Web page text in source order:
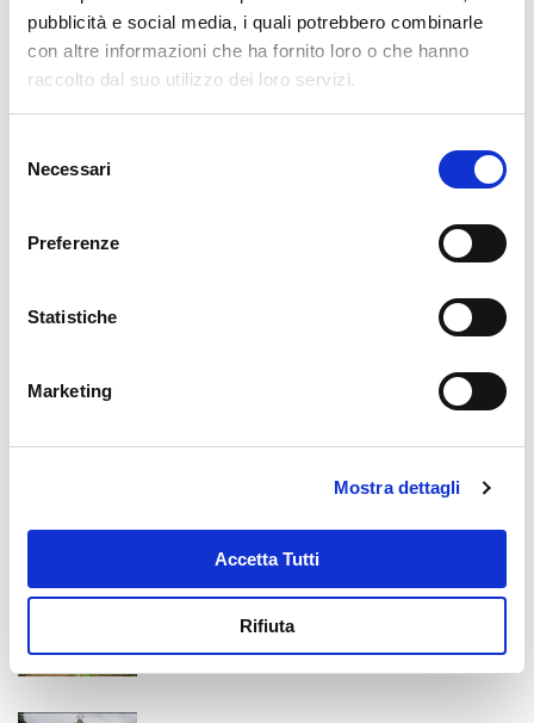
pubblicità e social media, i quali potrebbero combinarle
con altre informazioni che ha fornito loro o che hanno
raccolto dal suo utilizzo dei loro servizi.
delNecessari
Preferenze
Statistiche
Marketing
Mostra dettagli
Accetta Tutti
Rifiuta
Sor. Paolina Addari
responsabili di comunità
MARTEDÌ 20 GIUGNO 2023
25 anni a Buttapietra